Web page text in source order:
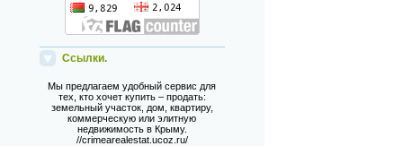
Ссылки.
Мы предлагаем удобный сервис для
тех, кто хочет купить – продать:
земельный участок, дом, квартиру,
коммерческую или элитную
недвижимость в Крыму.
//crimearealestat.ucoz.ru/